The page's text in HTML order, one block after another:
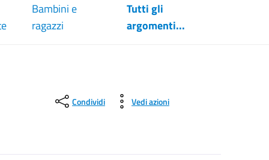
Bambini e
ragazzi
Tutti gli
argomenti...
Condividi Vedi azioni